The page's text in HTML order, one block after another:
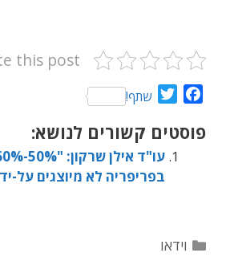
this post
c
e
T
i
t
t
שתף!
פוסטים קשורים לנושא:
בפריפריה לא מיוצגים על-
קטגוריות
וידאו